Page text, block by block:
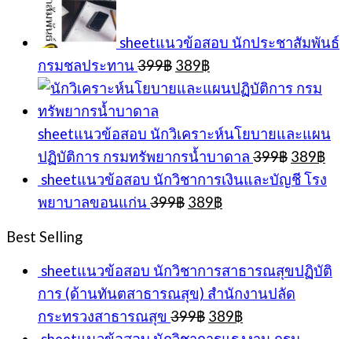
sheetแนวข้อสอบ นักประชาสัมพันธ์
กรมชลประทาน 399฿ Original
was:
389฿Current
price
is:
sheetแนวข้อสอบ นักวิเคราะห์นโยบายและแผน
ปฏิบัติการ กรมทรัพยากรน้ำบาดาล 399฿ Original
price
was:
389฿
is:
sheetแนวข้อสอบ นักวิชาการเงินและบัญชี โรง
พยาบาลขอนแก่น 399฿ Original
389฿Current
Best Selling
sheetแนวข้อสอบ นักวิชาการสาธารณสุขปฏิบัติ
การ (ด้านทันตสาธารณสุข) สำนักงานปลัด
กระทรวงสาธารณสุข 399฿ Original
389฿Current